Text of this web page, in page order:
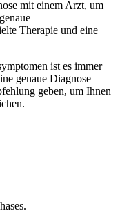
mit einem Arzt, um
Therapie und eine
ist es immer
genaue Diagnose
geben, um Ihnen